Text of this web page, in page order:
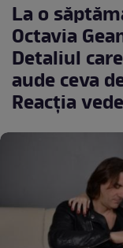
La o
Octavia
Detaliul
aude ceva
Reacţia